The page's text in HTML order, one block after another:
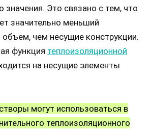
значения. Это связано с тем, что
значительно меньший
объем, чем несущие конструкции.
функция теплоизоляционной
на несущие элементы
могут использоваться в
теплоизоляционного